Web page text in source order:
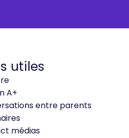
utiles
A+
entre parents
médias